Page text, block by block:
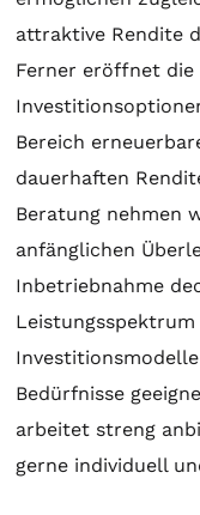
attraktive Rendite
Ferner eröffnet die
Bereich
dauerhaften
Beratung nehmen
anfänglichen
Inbetriebnahme
Bedürfnisse
arbeitet streng
gerne individuell